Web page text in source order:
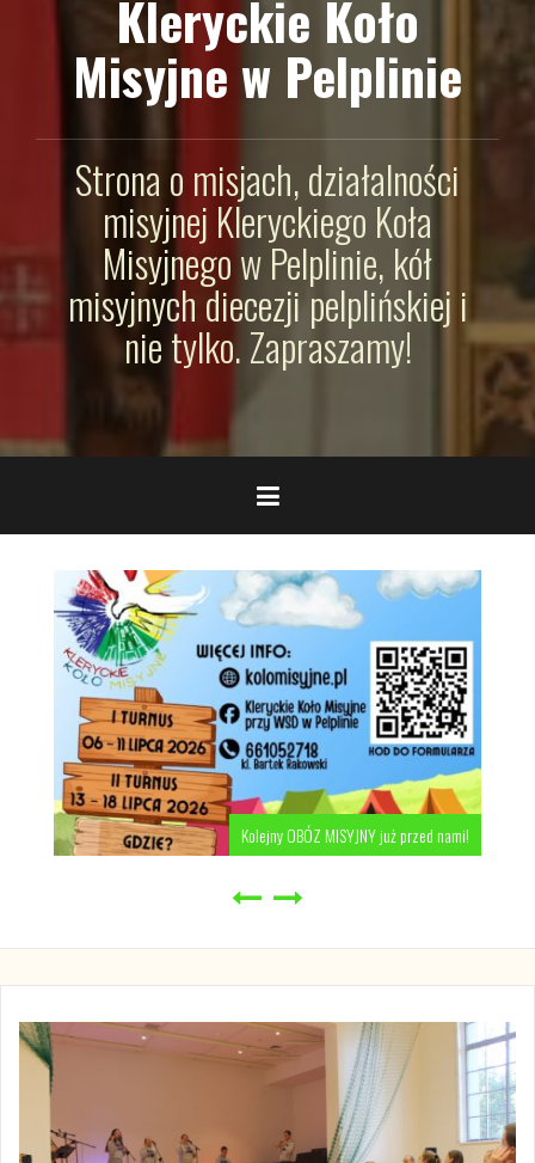
Kleryckie Koło
Misyjne w Pelplinie
Strona o misjach, działalności
misyjnej Kleryckiego Koła
Misyjnego w Pelplinie, kół
misyjnych diecezji pelplińskiej i
nie tylko. Zapraszamy!
Kolejny OBÓZ MISYJNY już przed nami!